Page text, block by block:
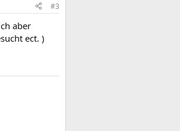
#3
aber
ect. )